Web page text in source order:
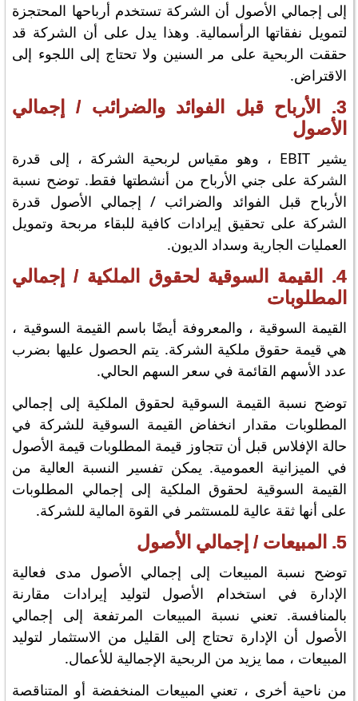
إلى إجمالي الأصول أن الشركة تستخدم أرباحها المحتجزة
لتمويل نفقاتها الرأسمالية. وهذا يدل على أن الشركة قد
حققت الربحية على مر السنين ولا تحتاج إلى اللجوء إلى
الاقتراض.
3. الأرباح قبل الفوائد والضرائب / إجمالي
الأصول
يشير EBIT ، وهو مقياس لربحية الشركة ، إلى قدرة
الشركة على جني الأرباح من أنشطتها فقط. توضح نسبة
الأرباح قبل الفوائد والضرائب / إجمالي الأصول قدرة
الشركة على تحقيق إيرادات كافية للبقاء مربحة وتمويل
العمليات الجارية وسداد الديون.
4. القيمة السوقية لحقوق الملكية / إجمالي
المطلوبات
القيمة السوقية ، والمعروفة أيضًا باسم القيمة السوقية ،
هي قيمة حقوق ملكية الشركة. يتم الحصول عليها بضرب
عدد الأسهم القائمة في سعر السهم الحالي.
توضح نسبة القيمة السوقية لحقوق الملكية إلى إجمالي
المطلوبات مقدار انخفاض القيمة السوقية للشركة في
حالة الإفلاس قبل أن تتجاوز قيمة المطلوبات قيمة الأصول
في الميزانية العمومية. يمكن تفسير النسبة العالية من
القيمة السوقية لحقوق الملكية إلى إجمالي المطلوبات
على أنها ثقة عالية للمستثمر في القوة المالية للشركة.
5. المبيعات / إجمالي الأصول
توضح نسبة المبيعات إلى إجمالي الأصول مدى فعالية
الإدارة في استخدام الأصول لتوليد إيرادات مقارنة
بالمنافسة. تعني نسبة المبيعات المرتفعة إلى إجمالي
الأصول أن الإدارة تحتاج إلى القليل من الاستثمار لتوليد
المبيعات ، مما يزيد من الربحية الإجمالية للأعمال.
من ناحية أخرى ، تعني المبيعات المنخفضة أو المتناقصة